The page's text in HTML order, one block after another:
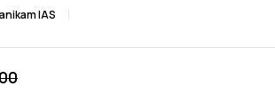
IAS